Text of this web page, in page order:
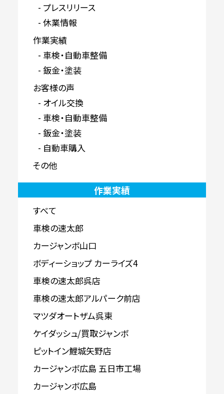
プレスリリース
休業情報
作業実績
車検・自動車整備
鈑金・塗装
お客様の声
オイル交換
車検・自動車整備
鈑金・塗装
自動車購入
その他
作業実績
すべて
車検の速太郎
カージャンボ山口
ボディーショップ カーライズ4
車検の速太郎呉店
車検の速太郎アルパーク前店
マツダオートザム呉東
ケイダッシュ/買取ジャンボ
ピットイン鯉城矢野店
カージャンボ広島 五日市工場
カージャンボ広島